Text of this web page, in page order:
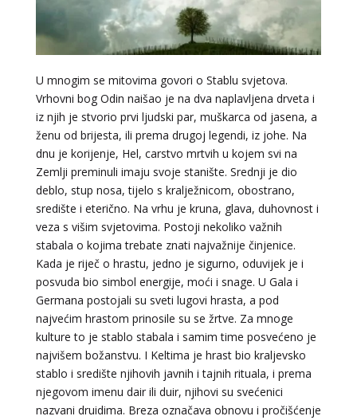
U mnogim se mitovima govori o Stablu svjetova.
Vrhovni bog Odin naišao je na dva naplavljena drveta i
iz njih je stvorio prvi ljudski par, muškarca od jasena, a
ženu od brijesta, ili prema drugoj legendi, iz johe. Na
dnu je korijenje, Hel, carstvo mrtvih u kojem svi na
Zemlji preminuli imaju svoje stanište. Srednji je dio
deblo, stup nosa, tijelo s kralježnicom, obostrano,
središte i eterično. Na vrhu je kruna, glava, duhovnost i
veza s višim svjetovima. Postoji nekoliko važnih
stabala o kojima trebate znati najvažnije činjenice.
Kada je riječ o hrastu, jedno je sigurno, oduvijek je i
posvuda bio simbol energije, moći i snage. U Gala i
Germana postojali su sveti lugovi hrasta, a pod
najvećim hrastom prinosile su se žrtve. Za mnoge
kulture to je stablo stabala i samim time posvećeno je
najvišem božanstvu. I Keltima je hrast bio kraljevsko
stablo i središte njihovih javnih i tajnih rituala, i prema
njegovom imenu dair ili duir, njihovi su svećenici
nazvani druidima. Breza označava obnovu i pročišćenje
DENI / Kod 15
Tarot savjetnik je zauzet
tarot, tarot marseille, ljubavni tarot, visak
Broj tel: 064/600-600
tel:0,93€ - mob:1,12€ min
VESNA BURCSA/ Kod 55